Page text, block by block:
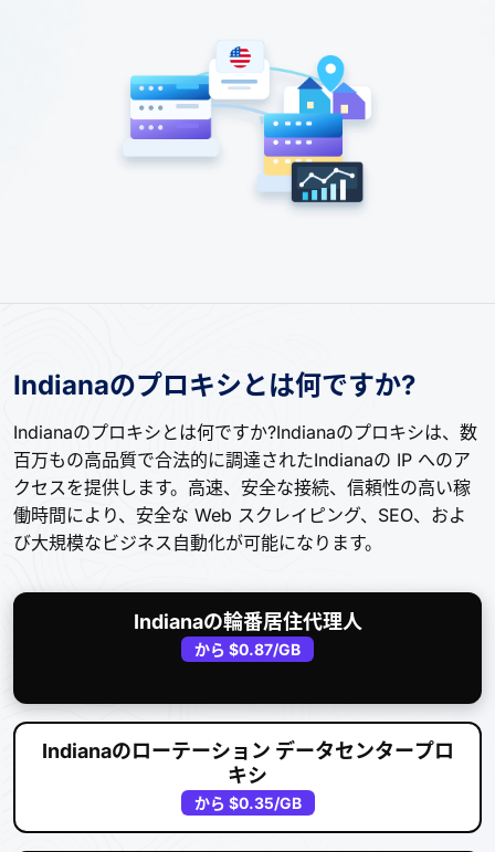
Indianaのプロキシとは何ですか?
Indianaのプロキシとは何ですか?Indianaのプロキシは、数
百万もの高品質で合法的に調達されたIndianaの IP へのア
クセスを提供します。高速、安全な接続、信頼性の高い稼
働時間により、安全な Web スクレイピング、SEO、およ
び大規模なビジネス自動化が可能になります。
Indianaの輪番居住代理人
から $0.87/GB
Indianaのローテーション データセンタープロ
キシ
から $0.35/GB